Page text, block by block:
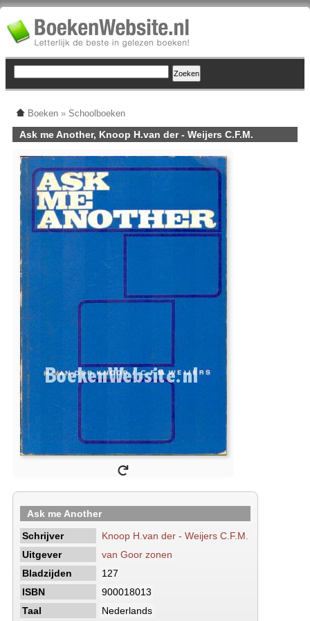
Boeken » Schoolboeken
Ask me Another, Knoop H.van der - Weijers C.F.M.
Ask me Another
Schrijver
Knoop H.van der - Weijers C.F.M.
Uitgever
van Goor zonen
Bladzijden
127
ISBN
900018013
Taal
Nederlands